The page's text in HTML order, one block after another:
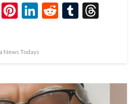
WhatsApp
Pinterest
LinkedIn
RedditTumblr
News Todays